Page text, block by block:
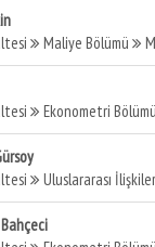
Maliye Bölümü
Ekonometri Bölümü
Uluslararası
Bahçeci